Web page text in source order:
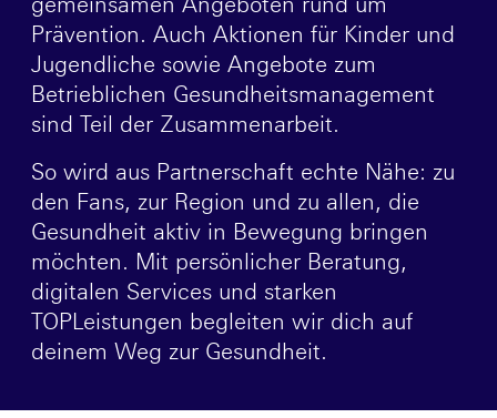
Prävention. Auch Aktionen für Kinder und
Jugendliche sowie Angebote zum
Betrieblichen Gesundheitsmanagement
sind Teil der Zusammenarbeit.
So wird aus Partnerschaft echte Nähe: zu
den Fans, zur Region und zu allen, die
Gesundheit aktiv in Bewegung bringen
möchten. Mit persönlicher Beratung,
digitalen Services und starken
TOPLeistungen begleiten wir dich auf
deinem Weg zur Gesundheit.